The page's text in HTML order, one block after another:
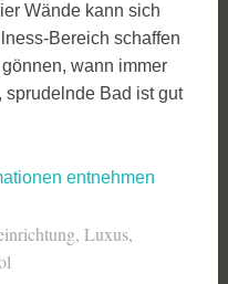
Wände kann sich
Bereich schaffen
wann immer
sprudelnde Bad ist gut
entnehmen
,Luxus,